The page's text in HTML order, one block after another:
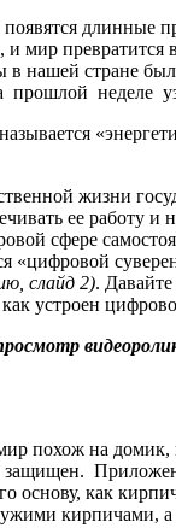
длинные
и мир превратится
в нашей стране
неделе
жизни
ее работу и
сфере
«цифровой
слайд 2).
устроен
похож на домик,
основу, как
кирпичами, а